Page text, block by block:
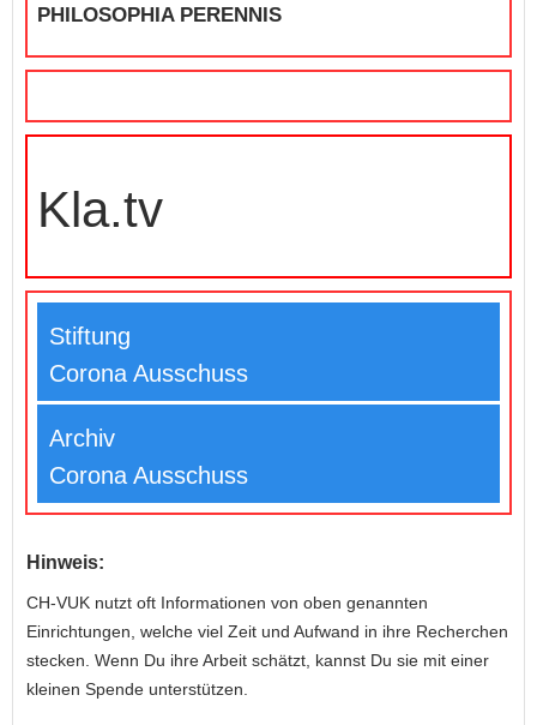
PHILOSOPHIA PERENNIS
Kla.tv
Stiftung
Corona Ausschuss
Archiv
Corona Ausschuss
Hinweis:
CH-VUK nutzt oft Informationen von oben genannten
Einrichtungen, welche viel Zeit und Aufwand in ihre Recherchen
stecken. Wenn Du ihre Arbeit schätzt, kannst Du sie mit einer
kleinen Spende unterstützen.